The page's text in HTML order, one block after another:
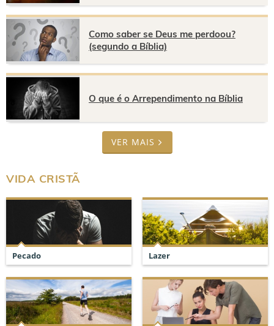
Como saber se Deus me perdoou?
(segundo a Bíblia)
O que é o Arrependimento na Bíblia
VER MAIS
VIDA CRISTÃ
Pecado Lazer